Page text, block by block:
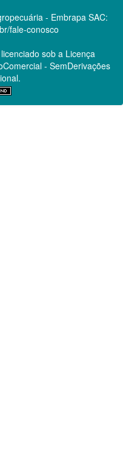
- Embrapa SAC:
fale-conosco
sob a Licença
- SemDerivações